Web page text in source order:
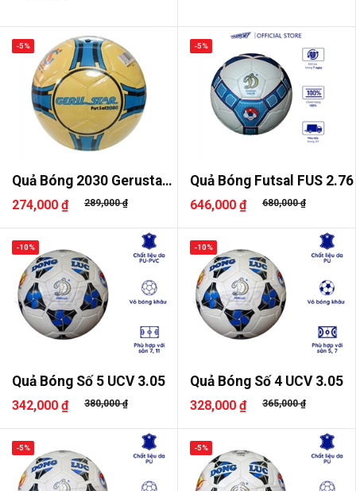
Quả Bóng 2030 Gerustar
Dán
274,000 ₫ 289,000 ₫
-5%
Quả Bóng Futsal FUS 2.76
646,000 ₫ 680,000 ₫
-5%
Quả Bóng Số 5 UCV 3.05
342,000 ₫ 380,000 ₫
-10%
Quả Bóng Số 4 UCV 3.05
328,000 ₫ 365,000 ₫
-10%
-5% -5%